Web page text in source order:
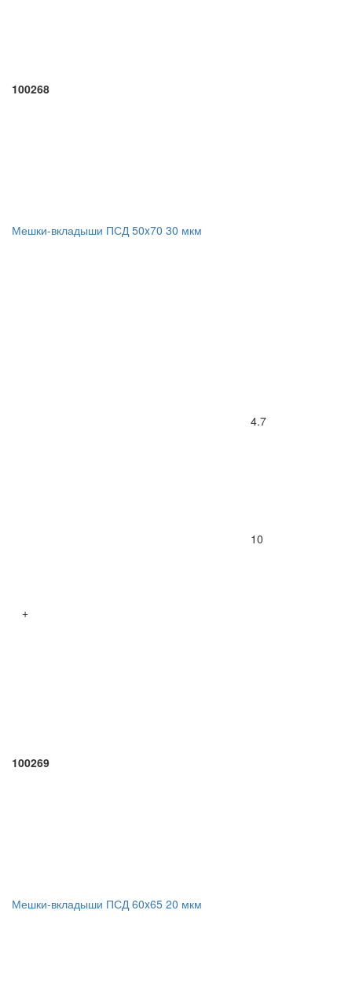
100268
Мешки-вкладыши ПСД 50x70 30 мкм
4.7
10
+
100269
Мешки-вкладыши ПСД 60x65 20 мкм